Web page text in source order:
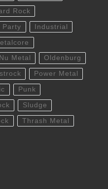
Rock
Party Industrial
Nu Metal Oldenburg
Power Metal
Punk
Sludge
Thrash Metal